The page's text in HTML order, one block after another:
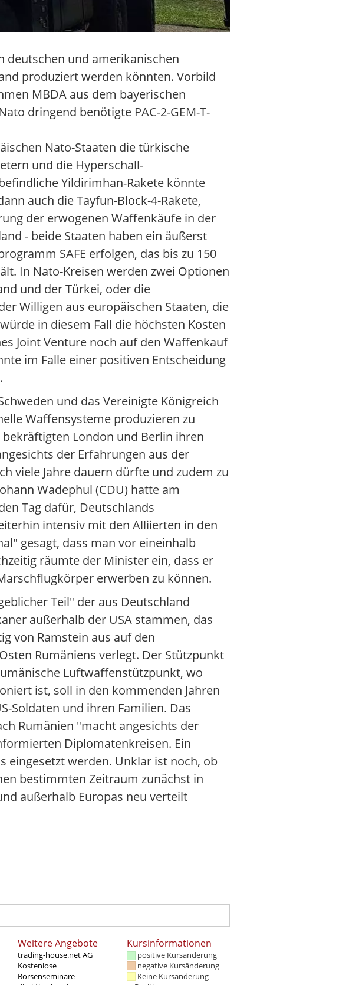
deutschen und amerikanischen
produziert werden könnten. Vorbild
MBDA aus dem bayerischen
dringend benötigte PAC-2-GEM-T-
Nato-Staaten die türkische
und die Hyperschall-
Yildirimhan-Rakete könnte
auch die Tayfun-Block-4-Rakete,
der erwogenen Waffenkäufe in der
- beide Staaten haben ein äußerst
SAFE erfolgen, das bis zu 150
In Nato-Kreisen werden zwei Optionen
und der Türkei, oder die
Willigen aus europäischen Staaten, die
in diesem Fall die höchsten Kosten
Joint Venture noch auf den Waffenkauf
im Falle einer positiven Entscheidung
und das Vereinigte Königreich
Waffensysteme produzieren zu
London und Berlin ihren
der Erfahrungen aus der
viele Jahre dauern dürfte und zudem zu
Wadephul (CDU) hatte am
Tag dafür, Deutschlands
intensiv mit den Alliierten in den
gesagt, dass man vor eineinhalb
räumte der Minister ein, dass er
erwerben zu können.
Teil" der aus Deutschland
außerhalb der USA stammen, das
von Ramstein aus auf den
Rumäniens verlegt. Der Stützpunkt
Luftwaffenstützpunkt, wo
ist, soll in den kommenden Jahren
Soldaten und ihren Familien. Das
Rumänien "macht angesichts der
Diplomatenkreisen. Ein
eingesetzt werden. Unklar ist noch, ob
bestimmten Zeitraum zunächst in
außerhalb Europas neu verteilt
Weitere Angebote
trading-house.net AG
Kostenlose
Börsenseminare
Kursinformationen
positive Kursänderung
negative Kursänderung
Keine Kursänderung